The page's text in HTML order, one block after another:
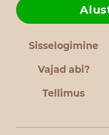
Sisselogimine
Vajad abi?
Tellimus